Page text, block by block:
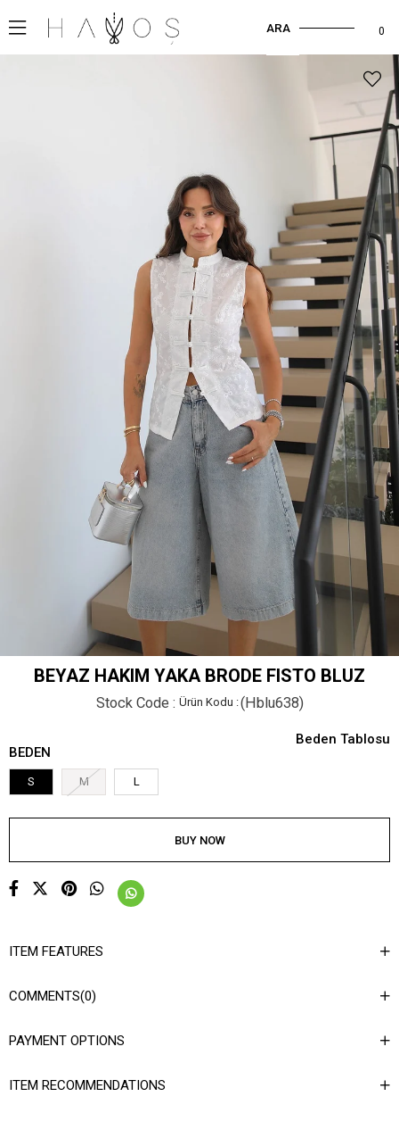
0
ARA
BEYAZ HAKIM YAKA BRODE FISTO BLUZ
Stock Code (Hblu638)
BEDEN
S M L
Beden Tablosu
ITEM FEATURES
COMMENTS(0)
PAYMENT OPTIONS
ITEM RECOMMENDATIONS